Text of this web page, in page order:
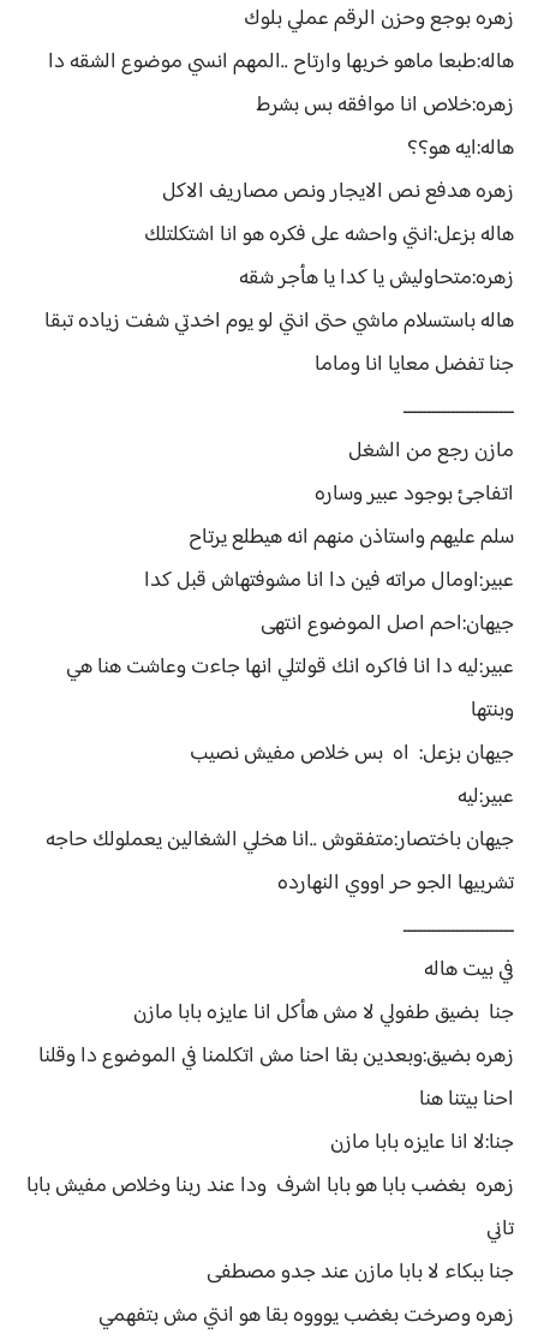
زهره بوجع وحزن الرقم عملي بلوك
هاله:طبعا ماهو خربها وارتاح ..المهم انسي موضوع الشقه دا
زهره:خلاص انا موافقه بس بشرط
هاله:ايه هو؟؟
زهره هدفع نص الايجار ونص مصاريف الاكل
هاله بزعل:انتي واحشه على فكره هو انا اشتكلتلك
زهره:متحاوليش يا كدا يا هأجر شقه
هاله باستسلام ماشي حتى انتي لو يوم اخدتي شفت زياده تبقا
جنا تفضل معايا انا وماما
ـــــــــــــــــــــــ
مازن رجع من الشغل
اتفاجئ بوجود عبير وساره
سلم عليهم واستاذن منهم انه هيطلع يرتاح
عبير:اومال مراته فين دا انا مشوفتهاش قبل كدا
جيهان:احم اصل الموضوع انتهى
عبير:ليه دا انا فاكره انك قولتلي انها جاءت وعاشت هنا هي
وبنتها
جيهان بزعل: اه بس خلاص مفيش نصيب
عبير:ليه
جيهان باختصار:متفقوش ..انا هخلي الشغالين يعملولك حاجه
تشربيها الجو حر اووي النهارده
ـــــــــــــــــــــــ
في بيت هاله
جنا بضيق طفولي لا مش هأكل انا عايزه بابا مازن
زهره بضيق:وبعدين بقا احنا مش اتكلمنا في الموضوع دا وقلنا
احنا بيتنا هنا
جنا:لا انا عايزه بابا مازن
زهره بغضب بابا هو بابا اشرف ودا عند ربنا وخلاص مفيش بابا
تاني
جنا ببكاء لا بابا مازن عند جدو مصطفى
زهره وصرخت بغضب يوووه بقا هو انتي مش بتفهمي